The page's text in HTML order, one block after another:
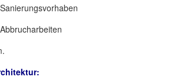
Sanierungsvorhaben
Abbrucharbeiten